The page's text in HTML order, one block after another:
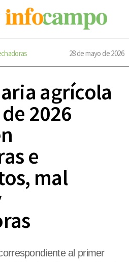
28 de mayo de 2026
agrícola
2026
e
mal
al primer